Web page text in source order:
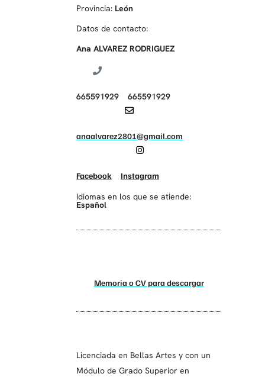
Provincia: León
Datos de contacto:
Ana ALVAREZ RODRIGUEZ
665591929 665591929
anaalvarez2801@gmail.com
Facebook Instagram
Idiomas en los que se atiende:
Español
Memoria o CV para descargar
Licenciada en Bellas Artes y con un
Módulo de Grado Superior en